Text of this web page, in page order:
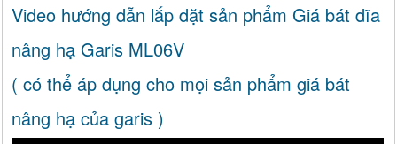
Video hướng dẫn lắp đặt sản phẩm Giá bát đĩa
nâng hạ Garis ML06V
( có thể áp dụng cho mọi sản phẩm giá bát
nâng hạ của garis )